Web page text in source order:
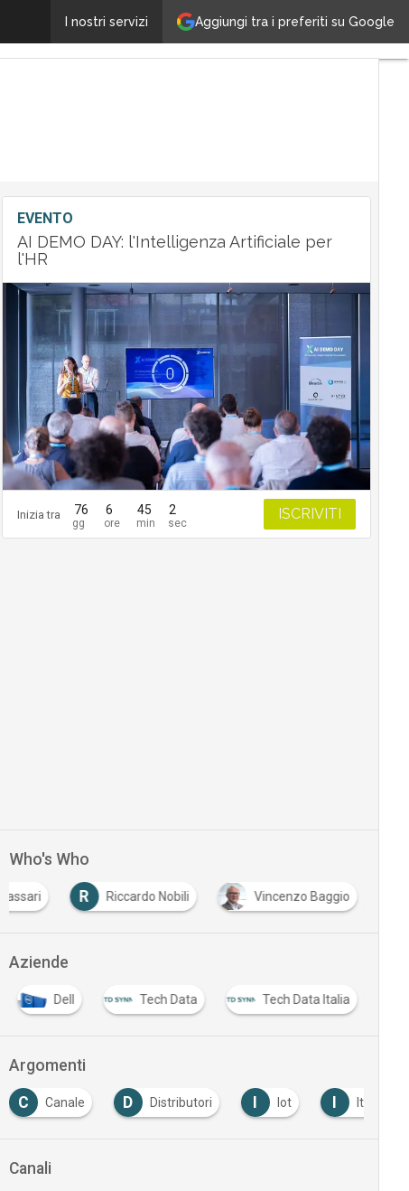
Aggiungi tra i preferiti su Google
I nostri servizi
Tech Data definisce i ruoli dopo l’acquisizione di
EVENTO
AI DEMO DAY: l'Intelligenza Artificiale per
l'HR
Inizia tra 76 6 45 0 ISCRIVITI
Who's Who
R Riccardo Nobili Vincenzo Baggio
Aziende
Dell Tech Data Tech Data Italia
Argomenti
C Canale D Distributori Iot Italia
Canali